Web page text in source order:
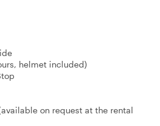
helmet included)
on request at the rental